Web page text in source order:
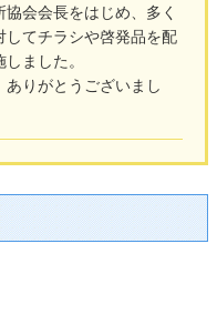
会会長をはじめ、多く
てチラシや啓発品を配
ました。
りがとうございまし